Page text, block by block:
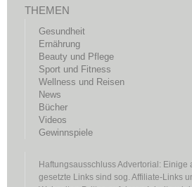
THEMEN
Gesundheit
Ernährung
Beauty und Pflege
Sport und Fitness
Wellness und Reisen
News
Bücher
Videos
Gewinnspiele
Haftungsausschluss Advertorial: Einige
gesetzte Links sind sog. Affiliate-Links